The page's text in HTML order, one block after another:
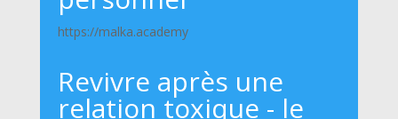
https://malka.academy
Revivre après une
relation toxique - le